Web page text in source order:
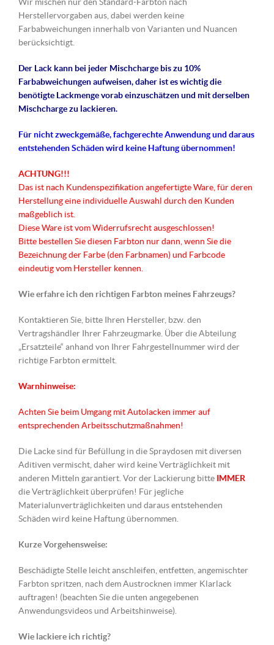
Wir mischen nur den Standard-Farbton nach
Herstellervorgaben aus, dabei werden keine
Farbabweichungen innerhalb von Varianten und Nuancen
berücksichtigt.
Der Lack kann bei jeder Mischcharge bis zu 10%
Farbabweichungen aufweisen, daher ist es wichtig die
benötigte Lackmenge vorab einzuschätzen und mit derselben
Mischcharge zu lackieren.
Für nichtzweckgemäße, fachgerechte Anwendung und daraus
entstehenden Schäden wird keine Haftung übernommen!
ACHTUNG!!!
Das ist nach Kundenspezifikation angefertigte Ware, für deren
Herstellung eine individuelle Auswahl durch den Kunden
maßgeblich ist.
Diese Ware ist vom Widerrufsrecht ausgeschlossen!
Bitte bestellen Sie diesen Farbton nur dann, wenn Sie die
Bezeichnung der Farbe (den Farbnamen) und Farbcode
eindeutig vom Hersteller kennen.
Wie erfahre ich den richtigen Farbton meines Fahrzeugs?
Kontaktieren Sie, bitte Ihren Hersteller, bzw. den
Vertragshändler Ihrer Fahrzeugmarke. Über die Abteilung
„Ersatzteile“ anhand von Ihrer Fahrgestellnummer wird der
richtige Farbton ermittelt.
Warnhinweise:
Achten Sie beim Umgang mit Autolacken immer auf
entsprechenden Arbeitsschutzmaßnahmen!
Die Lacke sind für Befüllung in die Spraydosen mit diversen
Aditiven vermischt, daher wird keine Verträglichkeit mit
anderen Mitteln garantiert. Vor der Lackierung bitte IMMER
die Verträglichkeit überprüfen! Für jegliche
Materialunverträglichkeiten und daraus entstehenden
Schäden wird keine Haftung übernommen.
Kurze Vorgehensweise:
Beschädigte Stelle leicht anschleifen, entfetten, angemischter
Farbton spritzen, nach dem Austrocknen immer Klarlack
auftragen! (beachten Sie die unten angegebenen
Anwendungsvideos und Arbeitshinweise).
Wie lackiere ich richtig?